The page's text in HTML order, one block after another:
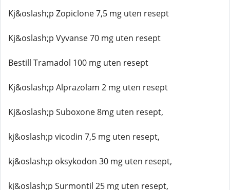
Kj&oslash;p Zopiclone 7,5 mg uten resept
Kj&oslash;p Vyvanse 70 mg uten resept
Bestill Tramadol 100 mg uten resept
Kj&oslash;p Alprazolam 2 mg uten resept
Kj&oslash;p Suboxone 8mg uten resept,
kj&oslash;p vicodin 7,5 mg uten resept,
kj&oslash;p oksykodon 30 mg uten resept,
kj&oslash;p Surmontil 25 mg uten resept,